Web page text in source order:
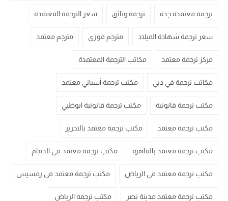
ترجمة معتمدة جدة ترجمة وثائق سعر الترجمة المعتمدة
سعر ترجمة شهادة الميلاد مترجم فوري مترجم معتمد
مركز ترجمة معتمد مكاتب الترجمة المعتمدة
مكاتب ترجمة في دبي مكتب ترجمة أسباني معتمد
مكتب ترجمة قانونية مكتب ترجمة قانونية ابوظبي
مكتب ترجمة معتمد مكتب ترجمة معتمد بالتحرير
مكتب ترجمة معتمد بالقاهرة مكتب ترجمة معتمد في الدمام
مكتب ترجمة معتمد في الرياض مكتب ترجمة معتمد في رمسيس
مكتب ترجمة معتمد مدينة نصر مكتب ترجمه الرياض